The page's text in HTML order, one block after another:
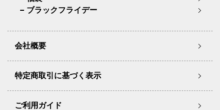
ブラックフライデー
会社概要
特定商取引に基づく表示
ご利用ガイド